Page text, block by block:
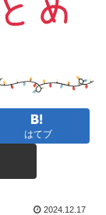
はてブ
2024.12.17